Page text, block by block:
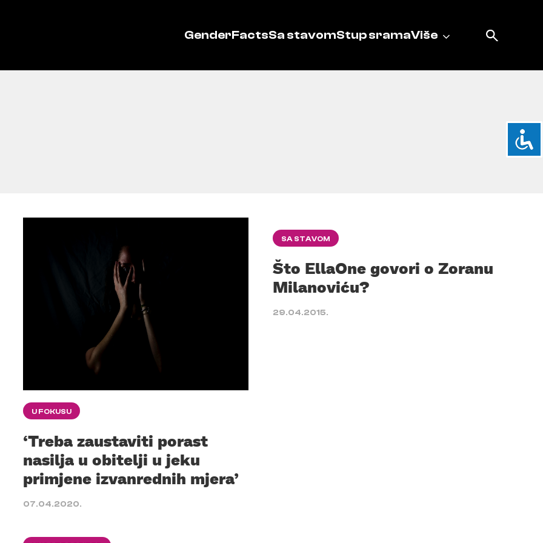
GenderFactsSa stavomStup sramaViše
U FOKUSU
‘Treba zaustaviti porast
nasilja u obitelji u jeku
primjene izvanrednih mjera’
07.04.2020.
SA STAVOM
Što EllaOne govori o Zoranu
Milanoviću?
29.04.2015.